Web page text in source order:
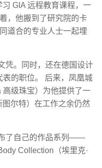
GIA 远程教育课程，一
，他搬到了研究院的卡
道合的专业人士一起埋
凭。同时，还在德国设计
的职位。 后来，凤凰城
级珠宝）为他提供了一
尔特）在工作之余仍然
了自己的作品系列——
Collection（埃里克·